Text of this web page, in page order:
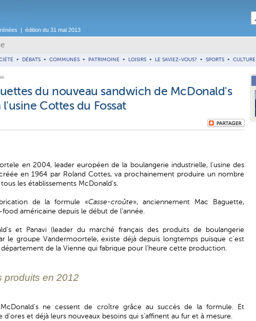
| édition du 31 mai 2013
• DÉBATS • COMMUNES • PATRIMOINE • LOISIRS • LE SAVIEZ-VOUS? • SPORTS • CULTURE
du nouveau sandwich de McDonald's
Cottes du Fossat
en 2004, leader européen de la boulangerie industrielle, l’usine des
en 1964 par Roland Cottes, va prochainement produire un nombre
les établissements McDonald’s.
de la formule «Casse-croûte», anciennement Mac Baguette,
américaine depuis le début de l’année.
et Panavi (leader du marché français des produits de boulangerie
le groupe Vandermoortele, existe déjà depuis longtemps puisque c’est
département de la Vienne qui fabrique pour l’heure cette production.
produits en 2012
ne cessent de croître grâce au succès de la formule. Et
d'ores et déjà leurs nouveaux besoins qui s’affinent au fur et à mesure.